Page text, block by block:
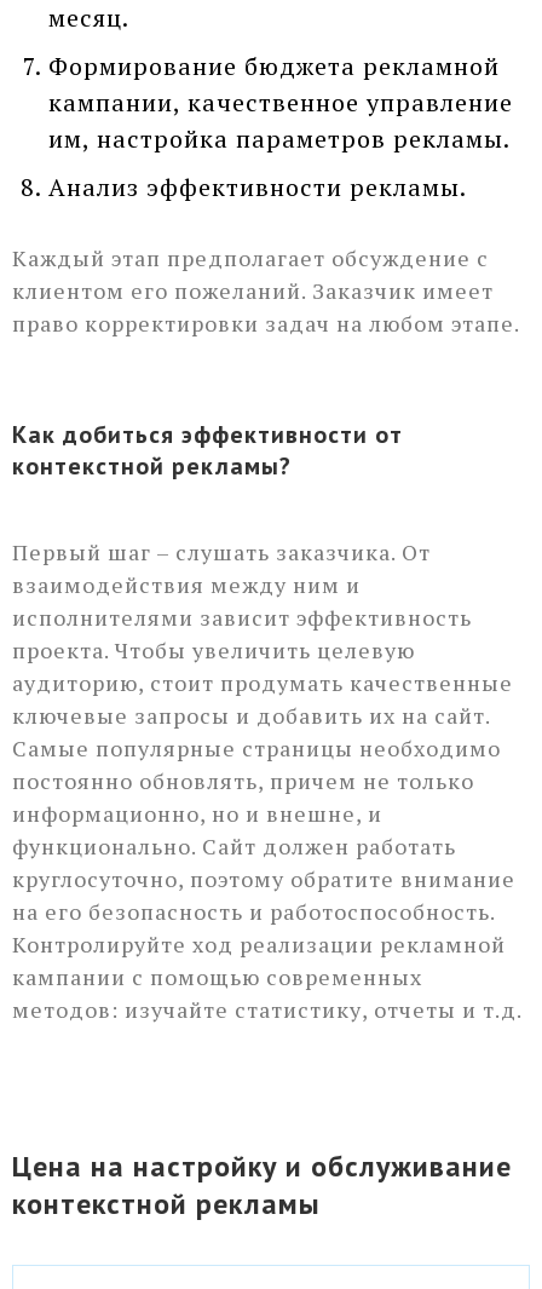
месяц.
Формирование бюджета рекламной
кампании, качественное управление
им, настройка параметров рекламы.
Анализ эффективности рекламы.
Каждый этап предполагает обсуждение с
клиентом его пожеланий. Заказчик имеет
право корректировки задач на любом этапе.
Как добиться эффективности от
контекстной рекламы?
Первый шаг – слушать заказчика. От
взаимодействия между ним и
исполнителями зависит эффективность
проекта. Чтобы увеличить целевую
аудиторию, стоит продумать качественные
ключевые запросы и добавить их на сайт.
Самые популярные страницы необходимо
постоянно обновлять, причем не только
информационно, но и внешне, и
функционально. Сайт должен работать
круглосуточно, поэтому обратите внимание
на его безопасность и работоспособность.
Контролируйте ход реализации рекламной
кампании с помощью современных
методов: изучайте статистику, отчеты и т.д.
Цена на настройку и обслуживание
контекстной рекламы